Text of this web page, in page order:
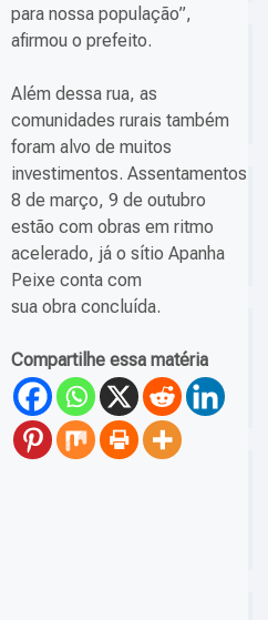
para nossa população”,
afirmou o prefeito.
Além dessa rua, as
comunidades rurais também
foram alvo de muitos
investimentos. Assentamentos
8 de março, 9 de outubro
estão com obras em ritmo
acelerado, já o sítio Apanha
Peixe conta com
sua obra concluída.
Compartilhe essa matéria